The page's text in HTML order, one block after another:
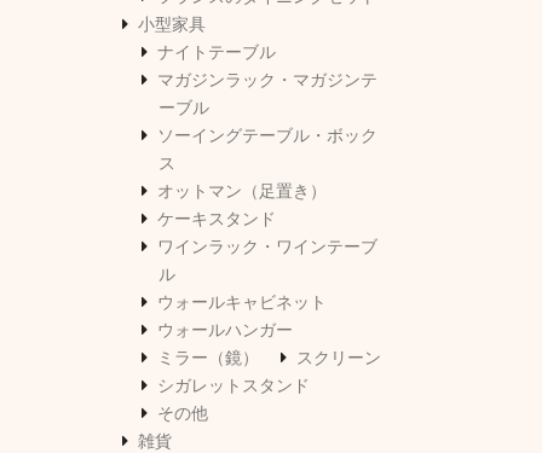
小型家具
ナイトテーブル
マガジンラック・マガジンテ
ーブル
ソーイングテーブル・ボック
ス
オットマン（足置き）
ケーキスタンド
ワインラック・ワインテーブ
ル
ウォールキャビネット
ウォールハンガー
ミラー（鏡）
スクリーン
シガレットスタンド
その他
雑貨